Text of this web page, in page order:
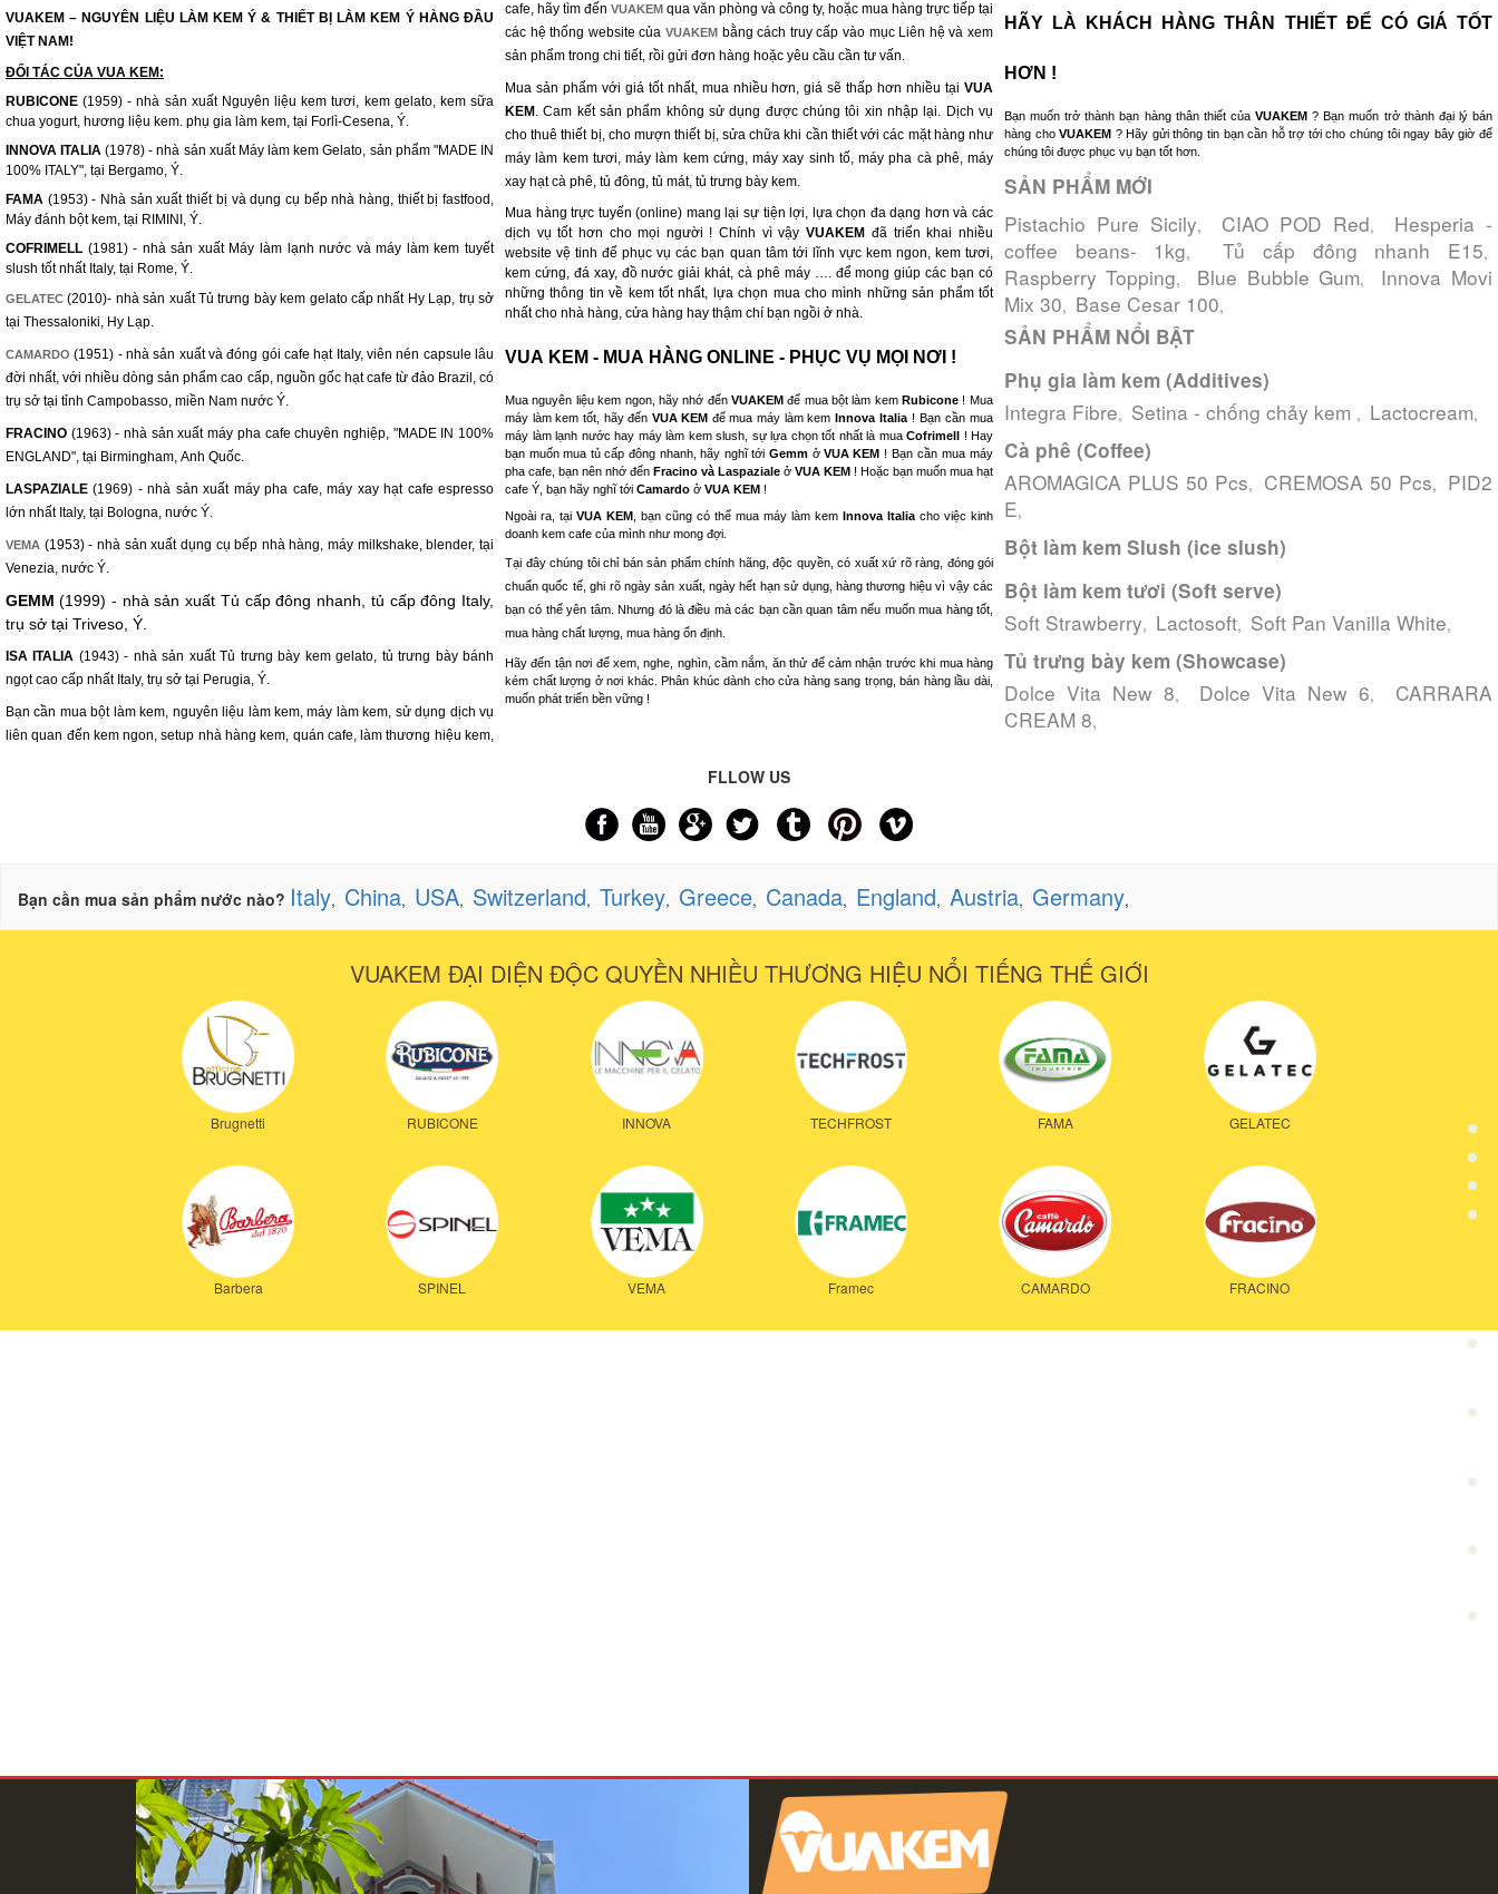
VUAKEM – NGUYÊN LIỆU LÀM KEM Ý & THIẾT BỊ LÀM KEM Ý HÀNG ĐẦU
VIỆT NAM!
ĐỐI TÁC CỦA VUA KEM:
RUBICONE (1959) - nhà sản xuất Nguyên liệu kem tươi, kem gelato, kem sữa
chua yogurt, hương liệu kem. phụ gia làm kem, tại Forlì-Cesena, Ý.
INNOVA ITALIA (1978) - nhà sản xuất Máy làm kem Gelato, sản phẩm "MADE IN
100% ITALY", tại Bergamo, Ý.
FAMA (1953) - Nhà sản xuất thiết bị và dụng cụ bếp nhà hàng, thiết bị fastfood,
Máy đánh bột kem, tại RIMINI, Ý.
COFRIMELL (1981) - nhà sản xuất Máy làm lạnh nước và máy làm kem tuyết
slush tốt nhất Italy, tại Rome, Ý.
GELATEC (2010)- nhà sản xuất Tủ trưng bày kem gelato cấp nhất Hy Lạp, trụ sở
tại Thessaloniki, Hy Lạp.
CAMARDO (1951) - nhà sản xuất và đóng gói cafe hạt Italy, viên nén capsule lâu
đời nhất, với nhiều dòng sản phẩm cao cấp, nguồn gốc hạt cafe từ đảo Brazil, có
trụ sở tại tỉnh Campobasso, miền Nam nước Ý.
FRACINO (1963) - nhà sản xuất máy pha cafe chuyên nghiệp, "MADE IN 100%
ENGLAND", tại Birmingham, Anh Quốc.
LASPAZIALE (1969) - nhà sản xuất máy pha cafe, máy xay hạt cafe espresso
lớn nhất Italy, tại Bologna, nước Ý.
VEMA (1953) - nhà sản xuất dụng cụ bếp nhà hàng, máy milkshake, blender, tại
Venezia, nước Ý.
GEMM (1999) - nhà sản xuất Tủ cấp đông nhanh, tủ cấp đông Italy,
trụ sở tại Triveso, Ý.
ISA ITALIA (1943) - nhà sản xuất Tủ trưng bày kem gelato, tủ trưng bày bánh
ngọt cao cấp nhất Italy, trụ sở tại Perugia, Ý.
Bạn cần mua bột làm kem, nguyên liệu làm kem, máy làm kem, sử dụng dịch vụ
liên quan đến kem ngon, setup nhà hàng kem, quán cafe, làm thương hiệu kem,
cafe, hãy tìm đến VUAKEM qua văn phòng và công ty, hoặc mua hàng trực tiếp tại
các hệ thống website của VUAKEM bằng cách truy cấp vào mục Liên hệ và xem
sản phẩm trong chi tiết, rồi gửi đơn hàng hoặc yêu cầu cần tư vấn.
Mua sản phẩm với giá tốt nhất, mua nhiều hơn, giá sẽ thấp hơn nhiều tại VUA
KEM . Cam kết sản phẩm không sử dụng được chúng tôi xin nhập lại. Dịch vụ
cho thuê thiết bị, cho mượn thiết bị, sửa chữa khi cần thiết với các mặt hàng như
máy làm kem tươi, máy làm kem cứng, máy xay sinh tố, máy pha cà phê, máy
xay hạt cà phê, tủ đông, tủ mát, tủ trưng bày kem.
Mua hàng trực tuyến (online) mang lại sự tiện lợi, lựa chọn đa dạng hơn và các
dịch vụ tốt hơn cho mọi người ! Chính vì vậy VUAKEM đã triển khai nhiều
website vệ tinh để phục vụ các bạn quan tâm tới lĩnh vực kem ngon, kem tươi,
kem cứng, đá xay, đồ nước giải khát, cà phê máy …. để mong giúp các bạn có
những thông tin về kem tốt nhất, lựa chọn mua cho mình những sản phẩm tốt
nhất cho nhà hàng, cửa hàng hay thậm chí bạn ngồi ở nhà.
VUA KEM - MUA HÀNG ONLINE - PHỤC VỤ MỌI NƠI !
Mua nguyên liệu kem ngon, hãy nhớ đến VUAKEM để mua bột làm kem Rubicone ! Mua
máy làm kem tốt, hãy đến VUA KEM để mua máy làm kem Innova Italia ! Bạn cần mua
máy làm lạnh nước hay máy làm kem slush, sự lựa chọn tốt nhất là mua Cofrimell ! Hay
bạn muốn mua tủ cấp đông nhanh, hãy nghĩ tới Gemm ở VUA KEM ! Bạn cần mua máy
pha cafe, bạn nên nhớ đến Fracino và Laspaziale ở VUA KEM ! Hoặc bạn muốn mua hạt
cafe Ý, bạn hãy nghĩ tới Camardo ở VUA KEM !
Ngoài ra, tại VUA KEM , bạn cũng có thể mua máy làm kem Innova Italia cho việc kinh
doanh kem cafe của mình như mong đợi.
Tại đây chúng tôi chỉ bán sản phẩm chính hãng, độc quyền, có xuất xứ rõ ràng, đóng gói
chuẩn quốc tế, ghi rõ ngày sản xuất, ngày hết hạn sử dụng, hàng thương hiệu vì vậy các
bạn có thể yên tâm. Nhưng đó là điều mà các bạn cần quan tâm nếu muốn mua hàng tốt,
mua hàng chất lượng, mua hàng ổn định.
Hãy đến tận nơi để xem, nghe, nghìn, cầm nắm, ăn thử để cảm nhận trước khi mua hàng
kém chất lượng ở nơi khác. Phân khúc dành cho cửa hàng sang trọng, bán hàng lầu dài,
muốn phát triển bền vững !
HÃY LÀ KHÁCH HÀNG THÂN THIẾT ĐỂ CÓ GIÁ TỐT
HƠN !
Bạn muốn trở thành bạn hàng thân thiết của VUAKEM ? Bạn muốn trở thành đại lý bán
hàng cho VUAKEM ? Hãy gửi thông tin bạn cần hỗ trợ tới cho chúng tôi ngay bây giờ để
chúng tôi được phục vụ bạn tốt hơn.
SẢN PHẨM MỚI
Pistachio Pure Sicily, CIAO POD Red, Hesperia -
coffee beans- 1kg, Tủ cấp đông nhanh E15,
Raspberry Topping, Blue Bubble Gum, Innova Movi
Mix 30, Base Cesar 100,
SẢN PHẨM NỔI BẬT
Phụ gia làm kem (Additives)
Integra Fibre, Setina - chống chảy kem , Lactocream,
Cà phê (Coffee)
AROMAGICA PLUS 50 Pcs, CREMOSA 50 Pcs, PID2
E,
Bột làm kem Slush (ice slush)
Bột làm kem tươi (Soft serve)
Soft Strawberry, Lactosoft, Soft Pan Vanilla White,
Tủ trưng bày kem (Showcase)
Dolce Vita New 8, Dolce Vita New 6, CARRARA
CREAM 8,
FLLOW US
Bạn cần mua sản phẩm nước nào? Italy, China, USA, Switzerland, Turkey, Greece, Canada, England, Austria, Germany,
VUAKEM ĐẠI DIỆN ĐỘC QUYỀN NHIỀU THƯƠNG HIỆU NỔI TIẾNG THẾ GIỚI
Brugnetti RUBICONE INNOVA TECHFROST FAMA GELATEC
Barbera SPINEL VEMA Framec CAMARDO FRACINO